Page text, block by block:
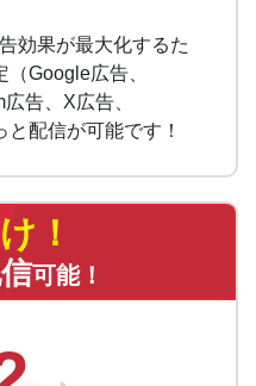
効果が最大化するた
Google広告、
告、X広告、
配信が可能です！
！
可能！